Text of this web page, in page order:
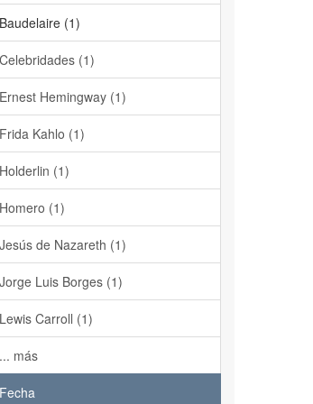
Baudelaire (1)
Celebridades (1)
Ernest Hemingway (1)
Frida Kahlo (1)
Holderlin (1)
Homero (1)
Jesús de Nazareth (1)
Jorge Luis Borges (1)
Lewis Carroll (1)
... más
Fecha